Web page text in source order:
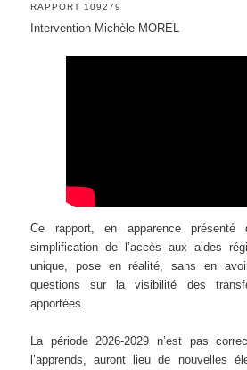
RAPPORT 109279
Intervention Michèle MOREL
Ce rapport, en apparence
simplification de l’accès aux aides
unique, pose en réalité, sans en
questions sur la visibilité des
apportées.
La période 2026-2029 n’est pas
l’apprends, auront lieu de nouvelles